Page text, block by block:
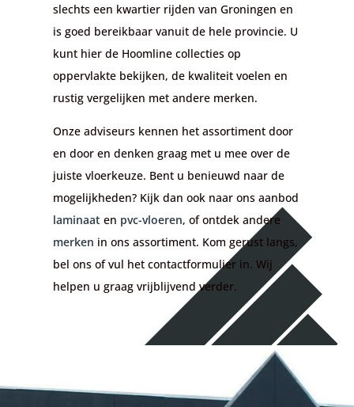
slechts een kwartier rijden van Groningen en
is goed bereikbaar vanuit de hele provincie. U
kunt hier de Hoomline collecties op
oppervlakte bekijken, de kwaliteit voelen en
rustig vergelijken met andere merken.
Onze adviseurs kennen het assortiment door
en door en denken graag met u mee over de
juiste vloerkeuze. Bent u benieuwd naar de
mogelijkheden? Kijk dan ook naar ons aanbod
laminaat en pvc-vloeren, of ontdek andere
merken in ons assortiment. Kom gerust langs,
bel ons of vul het contactformulier in. Wij
helpen u graag vrijblijvend verder.